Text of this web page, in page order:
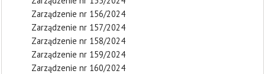
Zarządzenie nr 156/2024
Zarządzenie nr 157/2024
Zarządzenie nr 158/2024
Zarządzenie nr 159/2024
Zarządzenie nr 160/2024